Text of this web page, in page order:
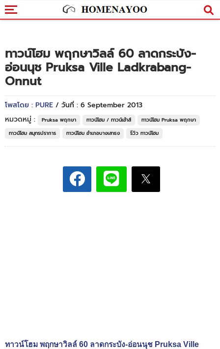
ทาวน์โฮม พฤกษาวิลล์ 60 ลาดกระบัง-
อ่อนนุช Pruksa Ville Ladkrabang-
Onnut
โพสโดย : PURE / วันที่ : 6 September 2013
หมวดหมู่ :
Pruksa พฤกษา ทาวน์โฮม / ทาวน์เฮ้าส์
ทาวน์โฮม Pruksa พฤกษา
ทาวน์โฮม สมุทรปราการ
ทาวน์โฮม อำเภอบางเสาธง รีวิว ทาวน์โฮม
ทาวน์โฮม พฤกษาวิลล์ 60 ลาดกระบัง-อ่อนนุช Pruksa Ville